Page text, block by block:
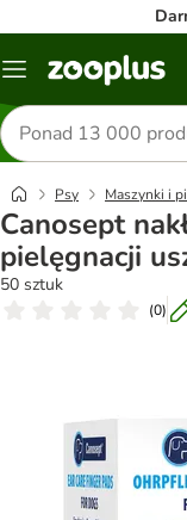
Menu
Szukaj
produktów
Psy Maszynki i
Canosept
pielęgnacji
50 sztuk
(0)